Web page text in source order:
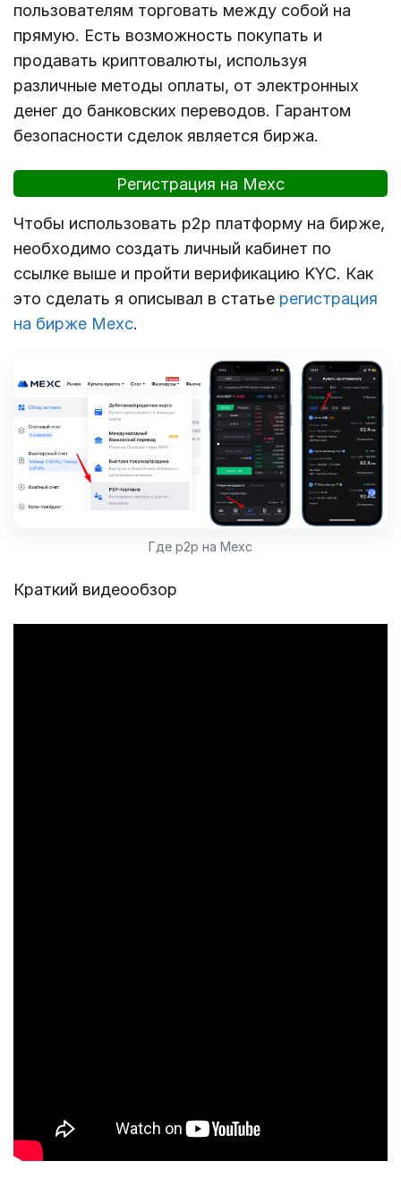
пользователям торговать между собой на
прямую. Есть возможность покупать и
продавать криптовалюты, используя
различные методы оплаты, от электронных
денег до банковских переводов. Гарантом
безопасности сделок является биржа.
Регистрация на Mexc
Чтобы использовать p2p платформу на бирже,
необходимо создать личный кабинет по
ссылке выше и пройти верификацию KYC. Как
это сделать я описывал в статье регистрация
на бирже Mexc.
Где p2p на Mexc
Краткий видеообзор